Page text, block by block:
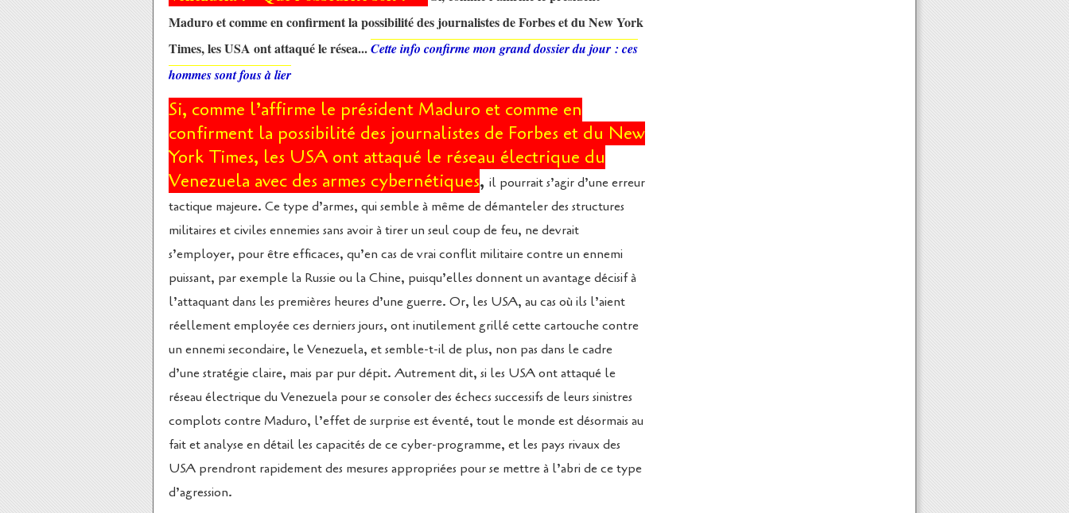
Maduro et comme en confirment la possibilité des journalistes de Forbes et du New York
Times, les USA ont attaqué le résea...Cette info confirme mon grand dossier du jour : ces
hommes sont fous à lier
Si, comme l’affirme le président Maduro et comme en
confirment la possibilité des journalistes de Forbes et du New
York Times, les USA ont attaqué le réseau électrique du
Venezuela avec des armes cybernétiques, il pourrait s’agir d’une erreur
tactique majeure. Ce type d’armes, qui semble à même de démanteler des structures
militaires et civiles ennemies sans avoir à tirer un seul coup de feu, ne devrait
s’employer, pour être efficaces, qu’en cas de vrai conflit militaire contre un ennemi
puissant, par exemple la Russie ou la Chine, puisqu’elles donnent un avantage décisif à
l’attaquant dans les premières heures d’une guerre. Or, les USA, au cas où ils l’aient
réellement employée ces derniers jours, ont inutilement grillé cette cartouche contre
un ennemi secondaire, le Venezuela, et semble-t-il de plus, non pas dans le cadre
d’une stratégie claire, mais par pur dépit. Autrement dit, si les USA ont attaqué le
réseau électrique du Venezuela pour se consoler des échecs successifs de leurs sinistres
complots contre Maduro, l’effet de surprise est éventé, tout le monde est désormais au
fait et analyse en détail les capacités de ce cyber-programme, et les pays rivaux des
USA prendront rapidement des mesures appropriées pour se mettre à l’abri de ce type
d’agression.